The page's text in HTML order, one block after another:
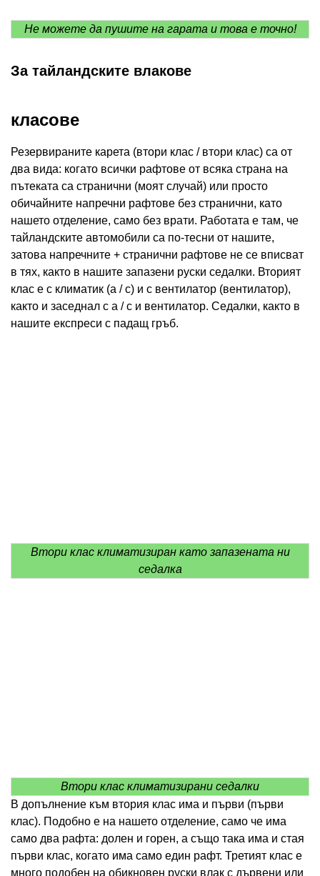
Не можете да пушите на гарата и това е точно!
За тайландските влакове
класове
Резервираните карета (втори клас / втори клас) са от
два вида: когато всички рафтове от всяка страна на
пътеката са странични (моят случай) или просто
обичайните напречни рафтове без странични, като
нашето отделение, само без врати. Работата е там, че
тайландските автомобили са по-тесни от нашите,
затова напречните + странични рафтове не се вписват
в тях, както в нашите запазени руски седалки. Вторият
клас е с климатик (a / c) и с вентилатор (вентилатор),
както и заседнал с a / c и вентилатор. Седалки, както в
нашите експреси с падащ гръб.
Втори клас климатизиран като запазената ни
седалка
Втори клас климатизирани седалки
В допълнение към втория клас има и първи (първи
клас). Подобно е на нашето отделение, само че има
само два рафта: долен и горен, а също така има и стая
първи клас, когато има само един рафт. Третият клас е
много подобен на обикновен руски влак с дървени или